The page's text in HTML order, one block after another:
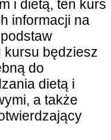
i dietą, ten kurs
informacji na
kursu będziesz
do
dietą i
a także